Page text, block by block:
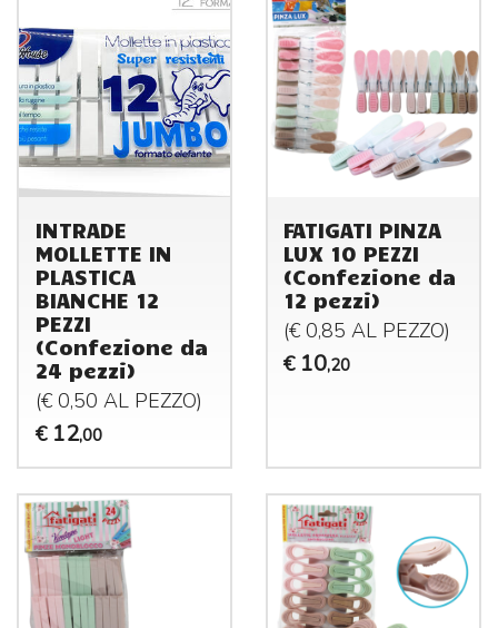
INTRADE
MOLLETTE IN
PLASTICA
BIANCHE 12
PEZZI
(Confezione da
24 pezzi)
(€ 0,50 AL PEZZO)
€ 12,00
FATIGATI PINZA
LUX 10 PEZZI
(Confezione da
12 pezzi)
(€ 0,85 AL PEZZO)
€ 10,20